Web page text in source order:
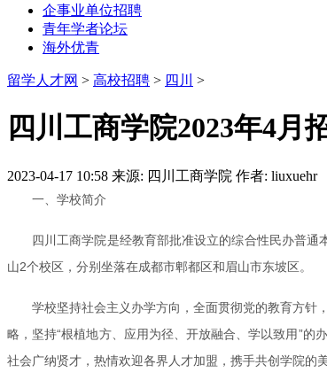
企事业单位招聘
青年学者论坛
海外优青
留学人才网 > 高校招聘 > 四川 >
四川工商学院2023年4月
2023-04-17 10:58 来源: 四川工商学院 作者: liuxuehr
一、学校简介
四川工商学院是经教育部批准设立的综合性民办普通
山2个校区，分别坐落在成都市郫都区和眉山市东坡区。
学校坚持社会主义办学方向，全面贯彻党的教育方针
略，坚持“根植地方、应用为径、开放融合、学以致用”的
社会广纳贤才，热情欢迎各界人才加盟，携手共创学院的